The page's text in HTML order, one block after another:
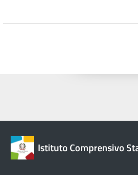
Istituto Comprensivo